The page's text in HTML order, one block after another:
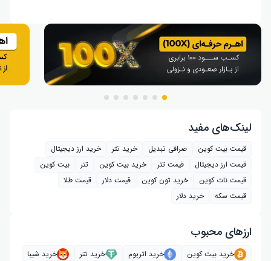
لینک‌های مفید
قیمت بیت کوین صرافی تبدیل خرید تتر
خرید ارز دیجیتال
قیمت ارز دیجیتال
قیمت تتر خرید بیت‌ کوین تتر
بیت کوین
قیمت نات کوین
خرید تون کوین قیمت دلار
قیمت طلا
قیمت سکه
خرید دلار
ارز‌های محبوب
خرید بیت کوین خرید اتریوم خرید تتر
خرید شیبا